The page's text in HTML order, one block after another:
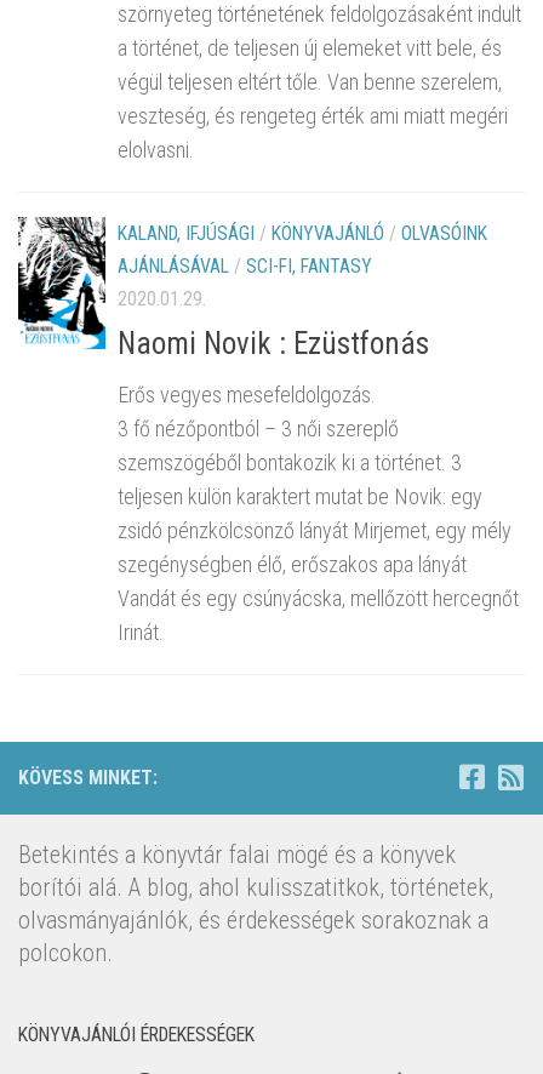
szörnyeteg történetének feldolgozásaként indult
a történet, de teljesen új elemeket vitt bele, és
végül teljesen eltért tőle. Van benne szerelem,
veszteség, és rengeteg érték ami miatt megéri
elolvasni.
KALAND, IFJÚSÁGI / KÖNYVAJÁNLÓ / OLVASÓINK
AJÁNLÁSÁVAL / SCI-FI, FANTASY
2020.01.29.
Naomi Novik : Ezüstfonás
Erős vegyes mesefeldolgozás.
3 fő nézőpontból – 3 női szereplő
szemszögéből bontakozik ki a történet. 3
teljesen külön karaktert mutat be Novik: egy
zsidó pénzkölcsönző lányát Mirjemet, egy mély
szegénységben élő, erőszakos apa lányát
Vandát és egy csúnyácska, mellőzött hercegnőt
Irinát.
KÖVESS MINKET:
Betekintés a könyvtár falai mögé és a könyvek
borítói alá. A blog, ahol kulisszatitkok, történetek,
olvasmányajánlók, és érdekességek sorakoznak a
polcokon.
KÖNYVAJÁNLÓI ÉRDEKESSÉGEK